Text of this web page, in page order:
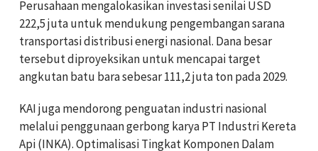
Perusahaan mengalokasikan investasi senilai USD
222,5 juta untuk mendukung pengembangan sarana
transportasi distribusi energi nasional. Dana besar
tersebut diproyeksikan untuk mencapai target
angkutan batu bara sebesar 111,2 juta ton pada 2029.
KAI juga mendorong penguatan industri nasional
melalui penggunaan gerbong karya PT Industri Kereta
Api (INKA). Optimalisasi Tingkat Komponen Dalam